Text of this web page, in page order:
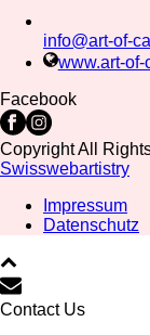
info@art-of-
www.art-of-
Facebook
Copyright All
Swisswebartistry
Impressum
Datenschutz
Contact Us